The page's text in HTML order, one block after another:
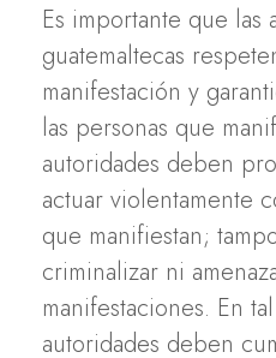
Es importante que las
guatemaltecas
manifestación y
las personas que
autoridades deben
actuar violentamente
que manifiestan;
criminalizar ni
manifestaciones. En
autoridades deben